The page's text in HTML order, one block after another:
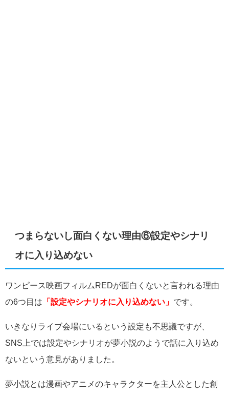
つまらないし面白くない理由⑥設定やシナリ
オに入り込めない
ワンピース映画フィルムREDが面白くないと言われる理由
の6つ目は 「設定やシナリオに入り込めない」 です。
いきなりライブ会場にいるという設定も不思議ですが、
SNS上では設定やシナリオが夢小説のようで話に入り込め
ないという意見がありました。
夢小説とは漫画やアニメのキャラクターを主人公とした創